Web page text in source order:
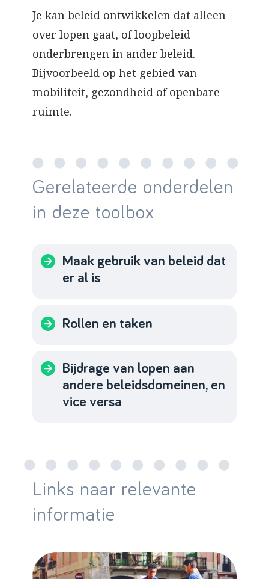
Je kan beleid ontwikkelen dat alleen
over lopen gaat, of loopbeleid
onderbrengen in ander beleid.
Bijvoorbeeld op het gebied van
mobiliteit, gezondheid of openbare
ruimte.
Gerelateerde onderdelen
in deze toolbox
Maak gebruik van beleid dat
er al is
Rollen en taken
Bijdrage van lopen aan
andere beleidsdomeinen, en
vice versa
Links naar relevante
informatie